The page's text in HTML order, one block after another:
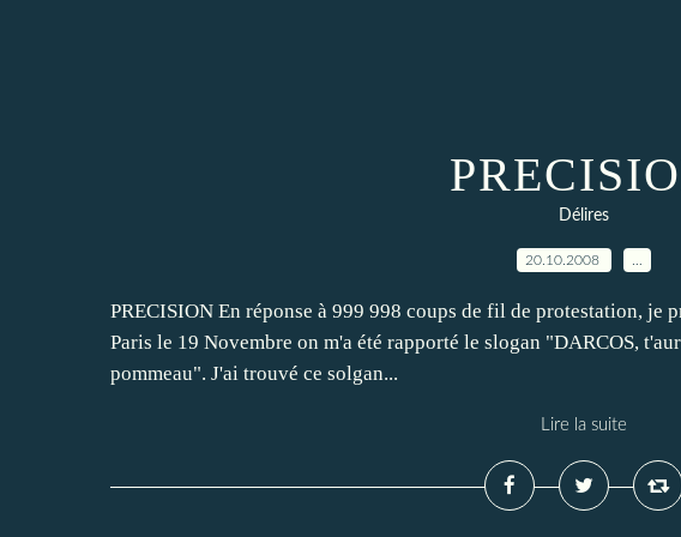
Délires
20.10.2008
PRECISION En réponse à 999 998 coups de fil de protestation, je
Paris le 19 Novembre on m'a été rapporté le slogan "DARCOS,
pommeau". J'ai trouvé ce solgan...
Lire la suite